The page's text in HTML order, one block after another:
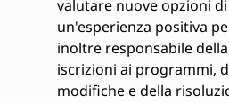
valutare nuove opzioni
un'esperienza positiva
inoltre responsabile
iscrizioni ai programmi,
modifiche e della